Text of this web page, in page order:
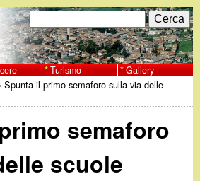
F
o
r
d
i
C
e
r
c
a
Turismo Gallery
Spunta il primo semaforo sulla via delle
semaforo
scuole